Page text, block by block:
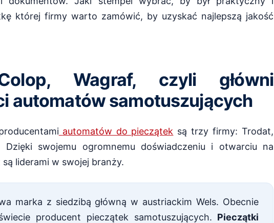
której firmy warto zamówić, by uzyskać najlepszą jakość
Wagraf, czyli główni
automatów samotuszujących
automatów do pieczątek są trzy firmy: Trodat,
Dzięki swojemu ogromnemu doświadczeniu i otwarciu na
liderami w swojej branży.
marka z siedzibą główną w austriackim Wels. Obecnie
producent pieczątek samotuszujących. Pieczątki